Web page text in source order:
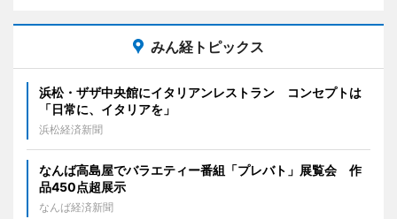
みん経トピックス
浜松・ザザ中央館にイタリアンレストラン コンセプトは
「日常に、イタリアを」
浜松経済新聞
なんば高島屋でバラエティー番組「プレバト」展覧会 作
品450点超展示
なんば経済新聞